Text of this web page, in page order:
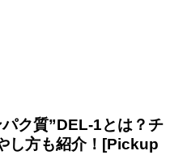
ク質”DEL-1とは？チ
し方も紹介！